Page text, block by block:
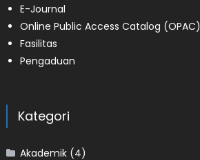
E-Journal
Online Public Access Catalog (OPAC)
Fasilitas
Pengaduan
Kategori
Akademik(4)